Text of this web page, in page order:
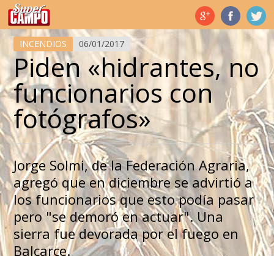
Temas de hoy
INCENDIOS 06/01/2017
Piden «hidrantes, no
funcionarios con
fotógrafos»
Jorge Solmi, de la Federación Agraria,
agregó que en diciembre se advirtió a
los funcionarios que esto podía pasar
pero "se demoró en actuar". Una
sierra fue devorada por el fuego en
Balcarce.